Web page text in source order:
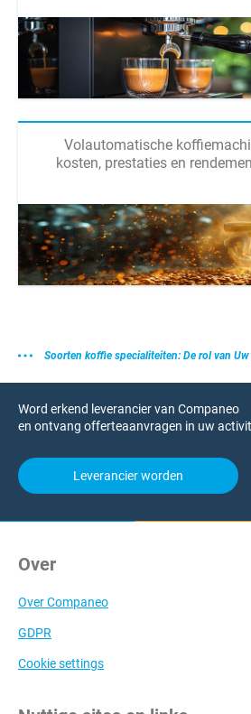
Volautomatische
kosten, prestaties en
Soorten koffie specialiteiten: De rol van
Word erkend leverancier van Companeo
en ontvang offerteaanvragen in uw
Leverancier worden
Over
Over Companeo
GDPR
Cookie settings